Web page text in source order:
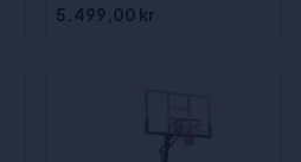
5.499,00 kr